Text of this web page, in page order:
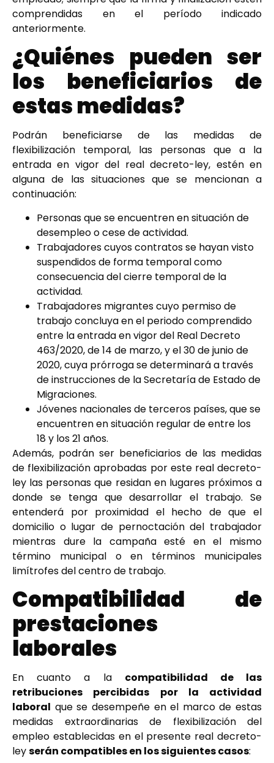
comprendidas en el período indicado
anteriormente.
¿Quiénes pueden ser
los beneficiarios de
estas medidas?
Podrán beneficiarse de las medidas de
flexibilización temporal, las personas que a la
entrada en vigor del real decreto-ley, estén en
alguna de las situaciones que se mencionan a
continuación:
Personas que se encuentren en situación de
desempleo o cese de actividad.
Trabajadores cuyos contratos se hayan visto
suspendidos de forma temporal como
consecuencia del cierre temporal de la
actividad.
Trabajadores migrantes cuyo permiso de
trabajo concluya en el periodo comprendido
entre la entrada en vigor del Real Decreto
463/2020, de 14 de marzo, y el 30 de junio de
2020, cuya prórroga se determinará a través
de instrucciones de la Secretaría de Estado de
Migraciones.
Jóvenes nacionales de terceros países, que se
encuentren en situación regular de entre los
18 y los 21 años.
Además, podrán ser beneficiarios de las medidas
de flexibilización aprobadas por este real decreto-
ley las personas que residan en lugares próximos a
donde se tenga que desarrollar el trabajo. Se
entenderá por proximidad el hecho de que el
domicilio o lugar de pernoctación del trabajador
mientras dure la campaña esté en el mismo
término municipal o en términos municipales
limítrofes del centro de trabajo.
Compatibilidad de
prestaciones
laborales
En cuanto a la compatibilidad de las
retribuciones percibidas por la actividad
laboral que se desempeñe en el marco de estas
medidas extraordinarias de flexibilización del
empleo establecidas en el presente real decreto-
leyserán compatibles en los siguientes casos: